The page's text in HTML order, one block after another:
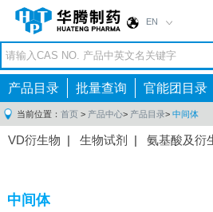
EN
产品目录 批量查询 官能团目录
当前位置： 首页 > 产品中心> 产品目录> 中间体
VD衍生物 | 生物试剂 | 氨基酸及衍
间体|
中间体